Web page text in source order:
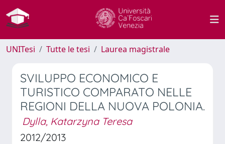
UNITesi Tutte le tesi Laurea magistrale
SVILUPPO ECONOMICO E
TURISTICO COMPARATO NELLE
REGIONI DELLA NUOVA POLONIA.
Dylla, Katarzyna Teresa
2012/2013